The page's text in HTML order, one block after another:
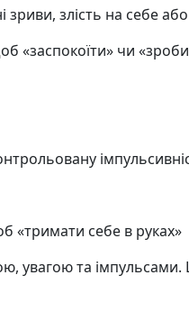
злість на себе
«заспокоїти» чи
«тримати себе в руках»
увагою та імпульсами.